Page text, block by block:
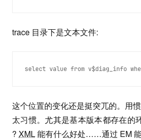
trace 目录下是文本文件:
select value from v$diag_info
这个位置的变化还是挺突兀的。用
太习惯。尤其是基本版本都存在的
? XML能有什么好处……通过 EM